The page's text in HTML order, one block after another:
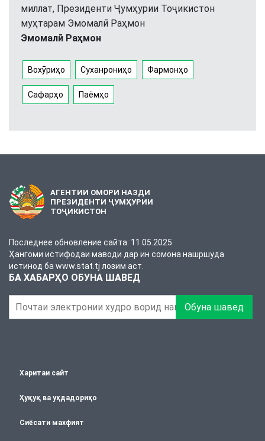
миллат, Президенти Ҷумҳурии Тоҷикистон
муҳтарам Эмомалӣ Раҳмон
Эмомалӣ Раҳмон
Вохӯриҳо Суханрониҳо Фармонҳо
Сафарҳо Паёмҳо
АГЕНТИИ ОМОРИ НАЗДИ
ПРЕЗИДЕНТИ ҶУМҲУРИИ
ТОҶИКИСТОН
Последнее обновление сайта: 11.05.2025
Ҳангоми истифодаи маводи дар ин сомона нашршуда
истинод ба www.stat.tj лозим аст.
БА ХАБАРҲО ОБУНА ШАВЕД
Обуна шавед
Харитаи сайт
Ҳуқуқ ва уҳдадориҳо
Сиёсати махфият